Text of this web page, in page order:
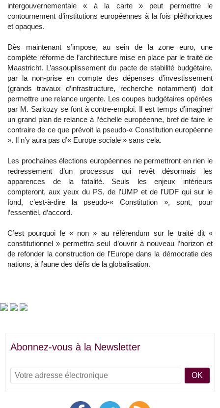
intergouvernementale « à la carte » peut permettre le
contournement d’institutions européennes à la fois pléthoriques
et opaques.
Dès maintenant s’impose, au sein de la zone euro, une
complète réforme de l’architecture mise en place par le traité de
Maastricht. L’assouplissement du pacte de stabilité budgétaire,
par la non-prise en compte des dépenses d’investissement
(grands travaux d’infrastructure, recherche notamment) doit
permettre une relance urgente. Les coupes budgétaires opérées
par M. Sarkozy se font à contre-emploi. Il est temps d’imaginer
un grand plan de relance à l’échelle européenne, bref de faire le
contraire de ce que prévoit la pseudo-« Constitution européenne
». Il n’y aura pas d’« Europe sociale » sans cela.
Les prochaines élections européennes ne permettront en rien le
redressement d’un processus qui revêt désormais les
apparences de la fatalité. Seuls les enjeux intérieurs
compteront, aux yeux du PS, de l’UMP et de l’UDF qui sur le
fond, c’est-à-dire la pseudo-« Constitution », sont, pour
l’essentiel, d’accord.
C’est pourquoi le « non » au référendum sur le traité dit «
constitutionnel » permettra seul d’ouvrir à nouveau l’horizon et
de refonder la construction de l’Europe dans la démocratie des
nations, à l’aune des défis de la globalisation.
Abonnez-vous à la Newsletter
OK